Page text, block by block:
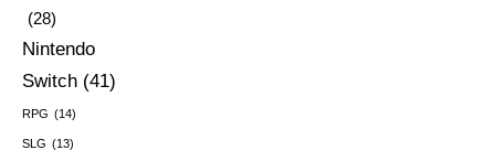
(28)
Nintendo
Switch (41)
RPG (14)
SLG (13)